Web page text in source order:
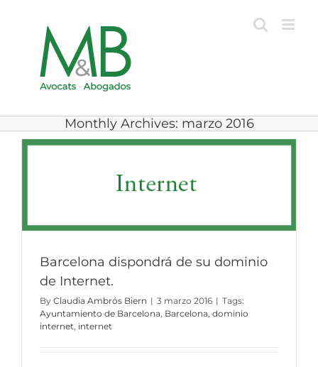
Monthly Archives: marzo 2016
Barcelona dispondrá de su dominio
de Internet.
By Claudia Ambrós Biern | 3 marzo 2016 | Tags:
Ayuntamiento de Barcelona, Barcelona, dominio
internet, internet